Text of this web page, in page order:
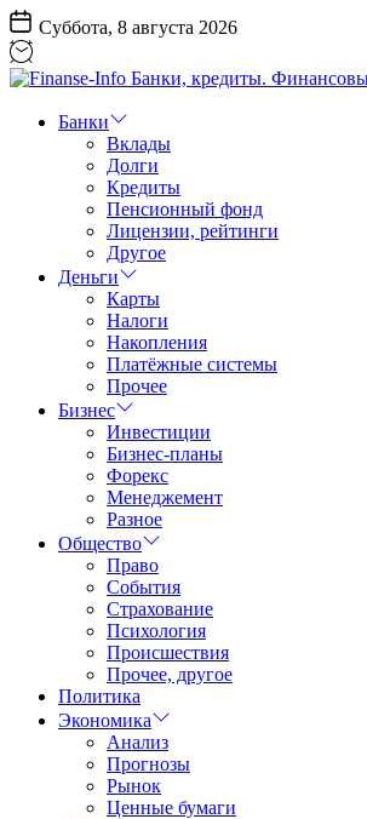
Перейти
к
содержанию
Суббота, 8 августа 2026
Info
Финансовый
обозреватель
Банки
Вклады
Долги
Кредиты
Пенсионный фонд
Лицензии, рейтинги
Другое
Деньги
Карты
Налоги
Накопления
Платёжные системы
Прочее
Бизнес
Инвестиции
Бизнес-планы
Форекс
Менеджемент
Разное
Общество
Право
События
Страхование
Психология
Происшествия
Прочее, другое
Политика
Экономика
Анализ
Прогнозы
Рынок
Ценные бумаги